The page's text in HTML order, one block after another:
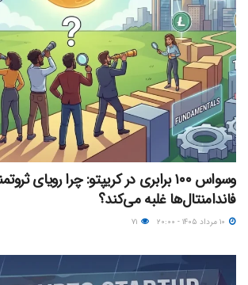
وسواس ۱۰۰ برابری در کریپتو: چرا رویای
فاندامنتال‌ها غلبه می‌کند؟